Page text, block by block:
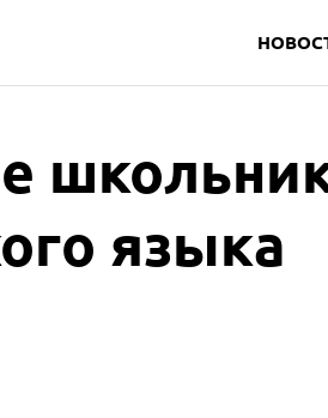
языка